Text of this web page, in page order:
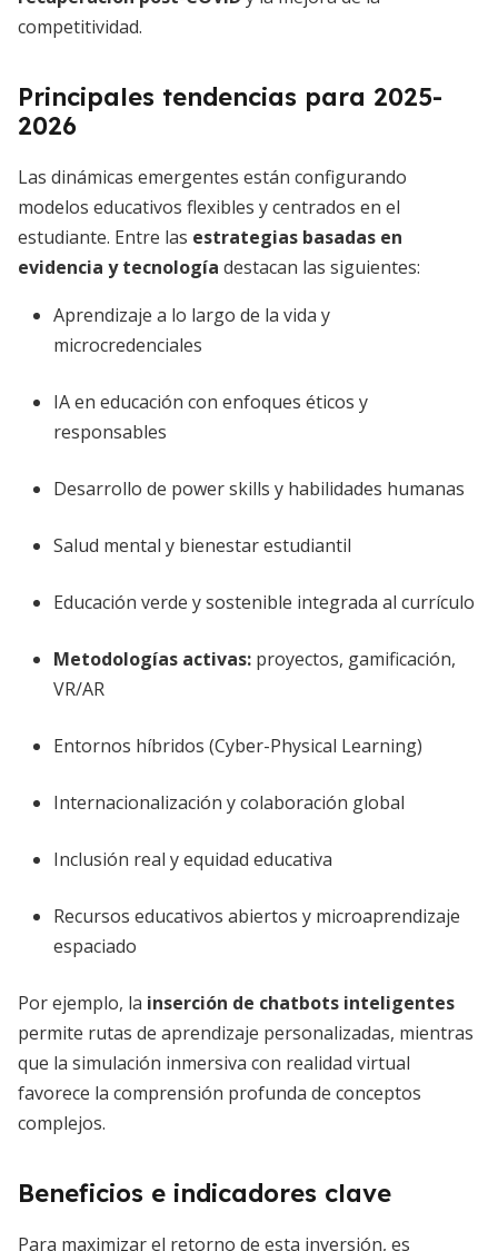
competitividad.
Principales tendencias para 2025-
2026
Las dinámicas emergentes están configurando
modelos educativos flexibles y centrados en el
estudiante. Entre las estrategias basadas en
evidencia y tecnología destacan las siguientes:
Aprendizaje a lo largo de la vida y
microcredenciales
IA en educación con enfoques éticos y
responsables
Desarrollo de power skills y habilidades humanas
Salud mental y bienestar estudiantil
Educación verde y sostenible integrada al currículo
Metodologías activas: proyectos, gamificación,
VR/AR
Entornos híbridos (Cyber-Physical Learning)
Internacionalización y colaboración global
Inclusión real y equidad educativa
Recursos educativos abiertos y microaprendizaje
espaciado
Por ejemplo, la inserción de chatbots inteligentes
permite rutas de aprendizaje personalizadas, mientras
que la simulación inmersiva con realidad virtual
favorece la comprensión profunda de conceptos
complejos.
Beneficios e indicadores clave
Para maximizar el retorno de esta inversión, es